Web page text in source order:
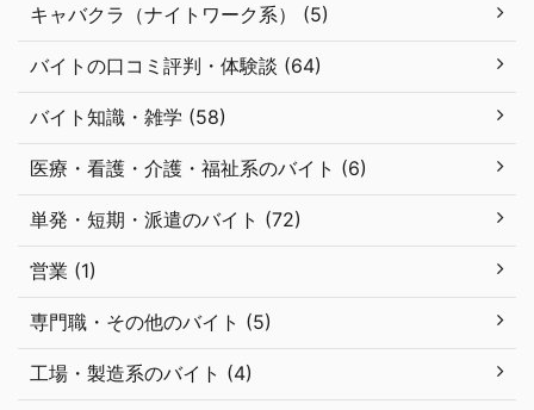
キャバクラ（ナイトワーク系） (5)
バイトの口コミ評判・体験談 (64)
バイト知識・雑学 (58)
医療・看護・介護・福祉系のバイト (6)
単発・短期・派遣のバイト (72)
営業 (1)
専門職・その他のバイト (5)
工場・製造系のバイト (4)